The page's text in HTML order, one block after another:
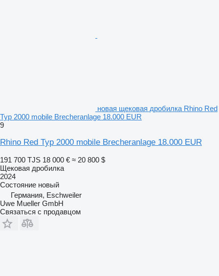
новая щековая дробилка Rhino Red
Typ 2000 mobile Brecheranlage 18.000 EUR
9
Rhino Red Typ 2000 mobile Brecheranlage 18.000 EUR
191 700 TJS 18 000 € ≈ 20 800 $
Щековая дробилка
2024
Состояние новый
Германия, Eschweiler
Uwe Mueller GmbH
Связаться с продавцом